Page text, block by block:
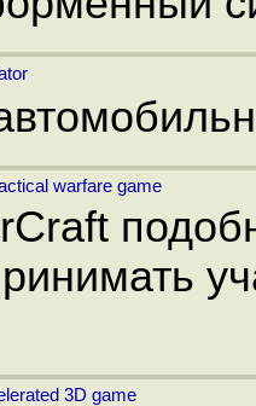
warfare game
3D game